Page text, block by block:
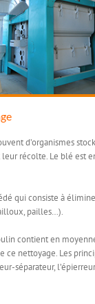
d’organismes
récolte. Le blé est
qui consiste à
pailles…).
contient en
ce nettoyage. Les
séparateur,